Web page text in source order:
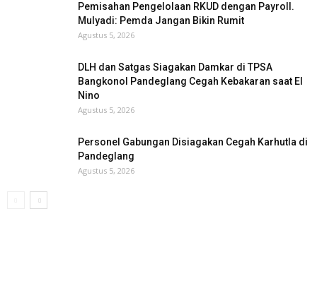
Pemisahan Pengelolaan RKUD dengan Payroll.
Mulyadi: Pemda Jangan Bikin Rumit
Agustus 5, 2026
DLH dan Satgas Siagakan Damkar di TPSA
Bangkonol Pandeglang Cegah Kebakaran saat El
Nino
Agustus 5, 2026
Personel Gabungan Disiagakan Cegah Karhutla di
Pandeglang
Agustus 5, 2026